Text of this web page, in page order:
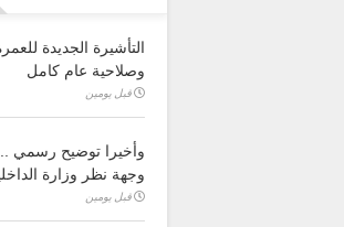
التأشيرة الجديدة
وصلاحية عام كامل
قبل يومين
وأخيرا توضيح رسمي
وجهة نظر وزارة
قبل يومين